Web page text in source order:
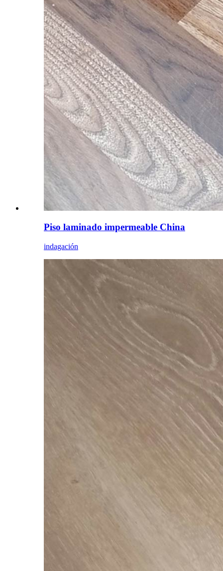
Piso laminado impermeable China
indagación